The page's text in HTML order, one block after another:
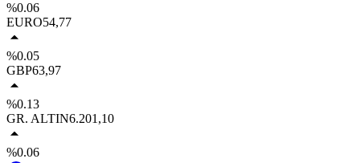
%0.06
EURO54,77
%0.05
GBP63,97
%0.13
GR. ALTIN6.201,10
%0.06